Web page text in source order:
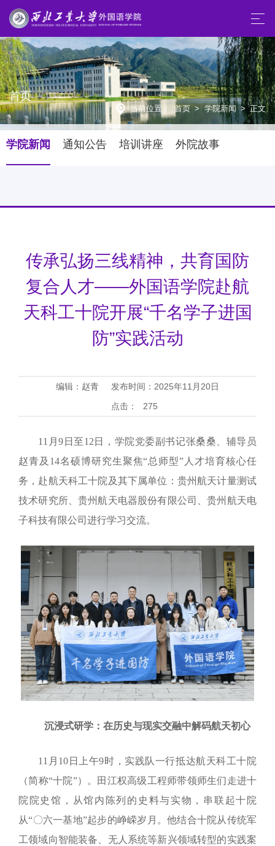
首页
当前位置： 首页 > 学院新闻 > 正文
学院新闻 通知公告 培训讲座 外院故事
传承弘扬三线精神，共育国防
复合人才——外国语学院赴航
天科工十院开展“千名学子进国
防”实践活动
编辑：赵青
发布时间：2025年11月20日
点击：
275
11月9日至12日，学院党委副书记张桑桑、辅导员
赵青及14名硕博研究生聚焦“总师型”人才培育核心任
务，赴航天科工十院及其下属单位：贵州航天计量测试
技术研究所、贵州航天电器股份有限公司、贵州航天电
子科技有限公司进行学习交流。
沉浸式研学：在历史与现实交融中解码航天初心
11月10日上午9时，实践队一行抵达航天科工十院
（简称“十院”）。田江权高级工程师带领师生们走进十
院院史馆，从馆内陈列的史料与实物，串联起十院
从“〇六一基地”起步的峥嵘岁月 。他结合十院从传统军
工领域向智能装备、无人系统等新兴领域转型的实践案